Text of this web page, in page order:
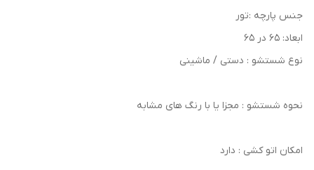
جنس پارچه :تور
ابعاد: ۶۵ در ۶۵
نوع شستشو : دستی / ماشینی
نحوه شستشو : مجزا یا با رنگ های مشابه
امکان اتو کشی : دارد